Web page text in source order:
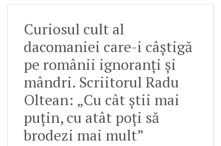
Curiosul cult al
dacomaniei care-i câștigă
pe românii ignoranți și
mândri. Scriitorul Radu
Oltean: „Cu cât știi mai
puțin, cu atât poți să
brodezi mai mult”